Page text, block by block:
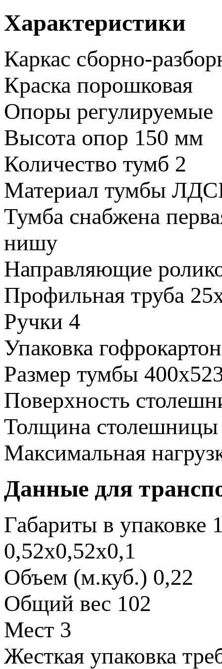
Характеристики
Каркас сборно-
Краска порошковая
Опоры регулируемые
Высота опор 150 мм
Количество тумб 2
Материал тумбы
Тумба снабжена
нишу
Направляющие
Профильная труба
Ручки 4
Упаковка гофрокартон
Размер тумбы
Поверхность
Толщина столешницы
Максимальная
Данные для
Габариты в упаковке
0,52х0,52х0,1
Объем (м.куб.) 0,22
Общий вес 102
Мест 3
Жесткая упаковка